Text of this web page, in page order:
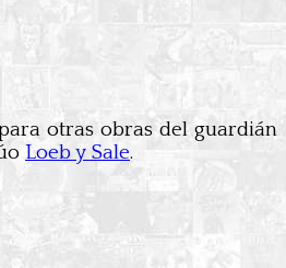
otras obras del guardián
Loeb y Sale.